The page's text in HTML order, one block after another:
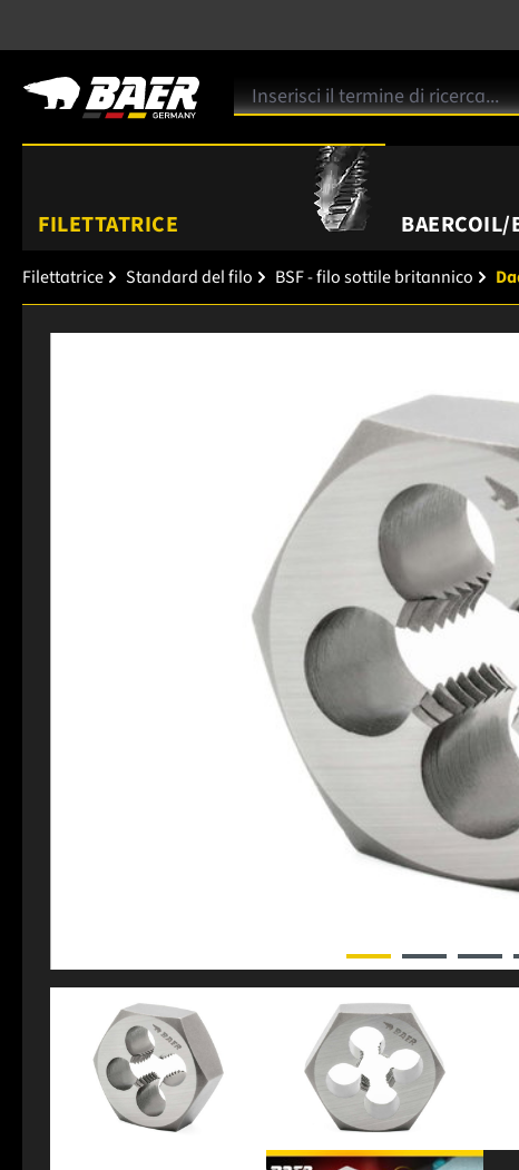
FILETTATRICE BAERCOIL/
Filettatrice Standard del filo BSF - filo sottile britannico